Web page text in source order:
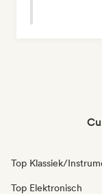
Top Klassiek/
Top Elektronisch